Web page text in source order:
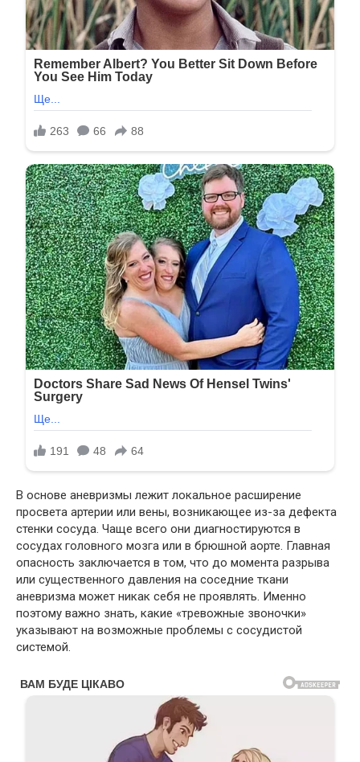
В основе аневризмы лежит локальное расширение
просвета артерии или вены, возникающее из-за дефекта
стенки сосуда. Чаще всего они диагностируются в
сосудах головного мозга или в брюшной аорте. Главная
опасность заключается в том, что до момента разрыва
или существенного давления на соседние ткани
аневризма может никак себя не проявлять. Именно
поэтому важно знать, какие «тревожные звоночки»
указывают на возможные проблемы с сосудистой
системой.